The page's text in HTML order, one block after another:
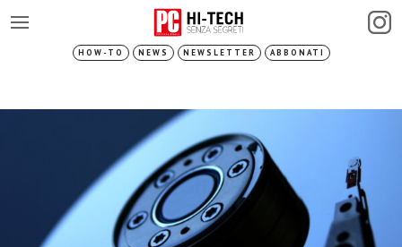
HOW-TO NEWS NEWSLETTER ABBONATI